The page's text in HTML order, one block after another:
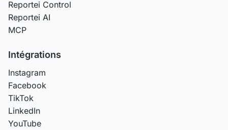
Reportei Control
Reportei AI
MCP
Intégrations
Instagram
Facebook
TikTok
LinkedIn
YouTube